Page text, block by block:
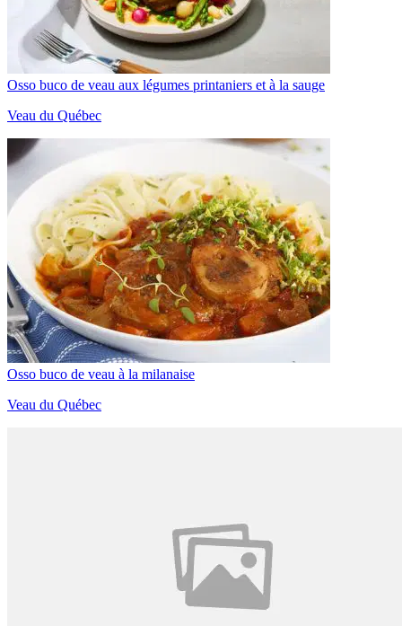
Osso buco de veau aux légumes printaniers et à la sauge
Veau du Québec
Osso buco de veau à la milanaise
Veau du Québec